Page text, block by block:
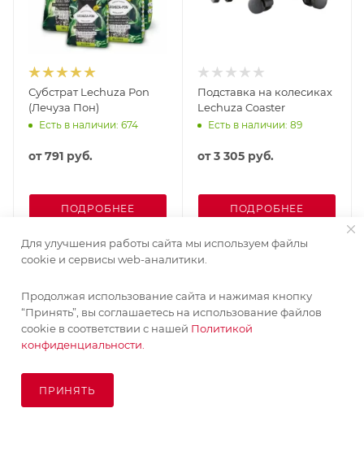
Субстрат Lechuza Pon
(Лечуза Пон)
Есть в наличии: 674
от791 руб.
ПОДРОБНЕЕ
Подставка на колесиках
Lechuza Coaster
Есть в наличии: 89
от3 305 руб.
ПОДРОБНЕЕ
Для улучшения работы сайта мы используем файлы
cookie и сервисы web-аналитики.
Продолжая использование сайта и нажимая кнопку
“Принять”, вы соглашаетесь на использование файлов
cookie в соответствии с нашей Политикой
конфиденциальности.
ПРИНЯТЬ